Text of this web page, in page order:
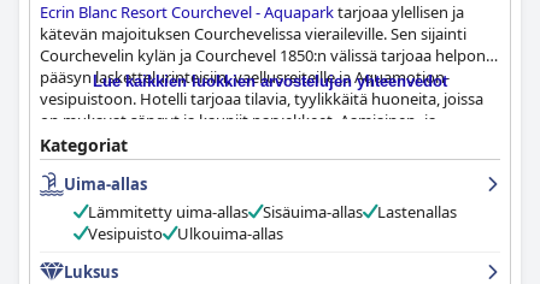
Ecrin Blanc Resort Courchevel - Aquaparktarjoaa ylellisen ja
kätevän majoituksen Courchevelissa vieraileville. Sen sijainti
Courchevelin kylän ja Courchevel 1850:n välissä tarjoaa helpon
pääsyn laskettelurinteisiin, vaellusreiteille ja Aquamotion-
vesipuistoon. Hotelli tarjoaa tilavia, tyylikkäitä huoneita, joissa
on mukavat sängyt ja kauniit parvekkeet. Aamiainen- ja
illallismenut saivat vaihtelevia arvosteluja, mutta ruoan laatu oli
jatkuvasti korkea. Hotellin siisteyttä ja huomaavaista
henkilökuntaa kiitettiin vieraiden toimesta. Lapsiperheet
nauttivat hotellin kätevästä pääsystä vesipuistoon ja sen
palveluihin, kun taas hiihtoharrastajat arvostavat
suksivuokrausta, pysäköintipalvelua ja aamiaisvaihtoehtoja.
Kaiken kaikkiaan
Lue kaikkien luokkien arvostelujen yhteenvedot
Kategoriat
Uima-allas
Lämmitetty uima-allas
Sisäuima-allas
Lastenallas
Vesipuisto
Ulkouima-allas
Luksus